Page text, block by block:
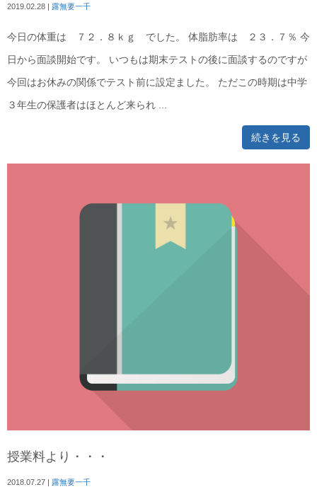
2019.02.28 露無要一千
今日の体重は ７２．８ｋｇ でした。 体脂肪率は ２３．７％ 今
日から面談開始です。 いつもは期末テストの後に面談するのですが
今回はお休みの関係でテスト前に設定ました。 ただこの時期は中学
３年生の保護者はほとんど来られ ...
続きを見る
授業料より・・・
2018.07.27 | 露無要一千